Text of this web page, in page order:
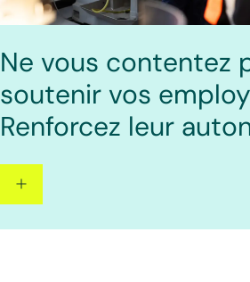
Ne vous contentez
soutenir vos
Renforcez leur